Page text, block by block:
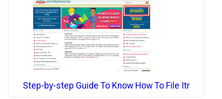
Step-by-step Guide To Know How To File Itr